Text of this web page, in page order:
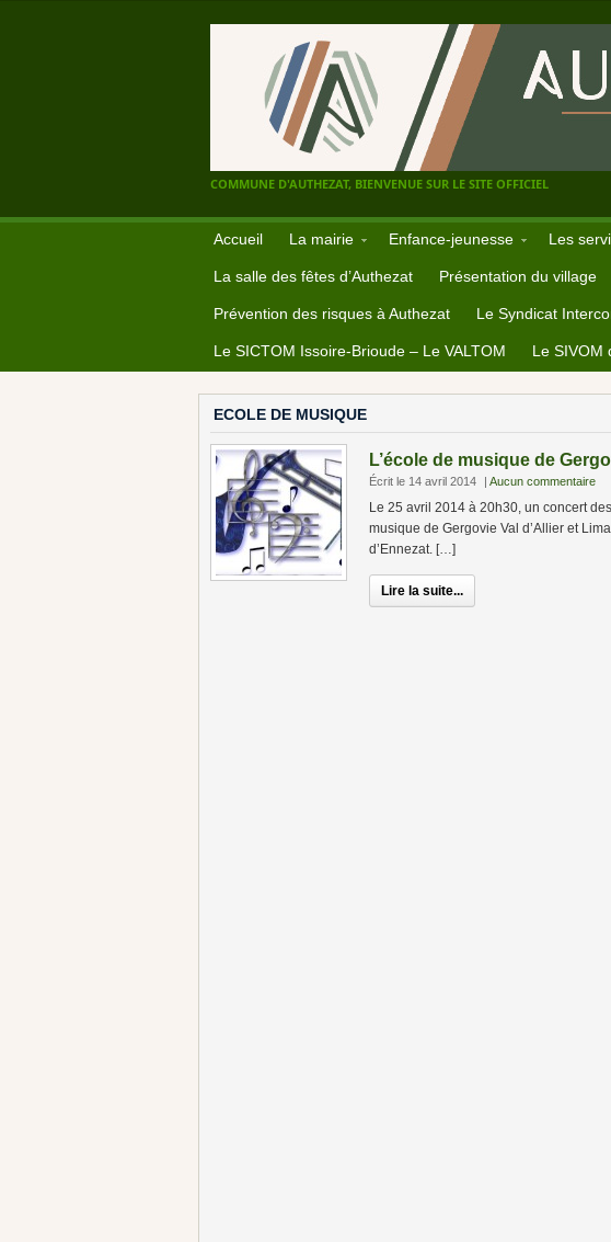
COMMUNE D'AUTHEZAT, BIENVENUE SUR LE SITE OFFICIEL
Accueil La mairie Enfance-jeunesse Les
La salle des fêtes d’Authezat Présentation du village
Prévention des risques à Authezat Le Syndicat
Le SICTOM Issoire-Brioude – Le VALTOM Le SIVOM
ECOLE DE MUSIQUE
L’école de musique de
Écrit le 14 avril 2014 | Aucun commentaire
Le 25 avril 2014 à 20h30, un concert
musique de Gergovie Val d’Allier et
d’Ennezat. […]
Lire la suite...